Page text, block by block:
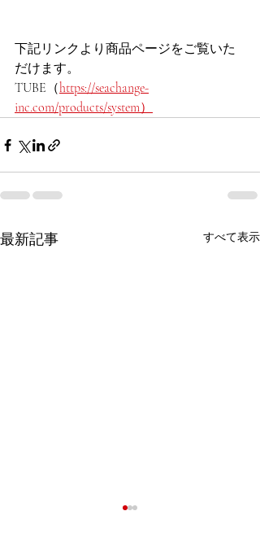
下記リンクより商品ページをご覧いた
だけます。
TUBE（https://seachange-
inc.com/products/system）
最新記事 すべて表示